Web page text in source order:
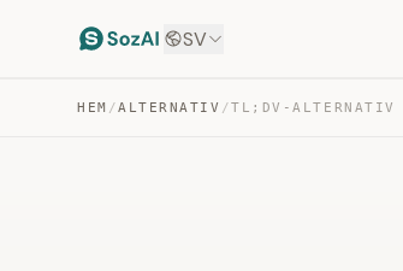
SV
HEM /ALTERNATIV /TL;DV-ALTERNATIV